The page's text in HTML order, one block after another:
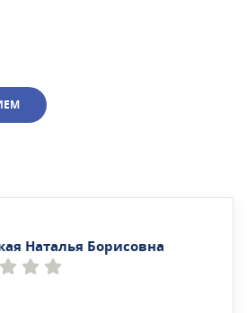
Наталья Борисовна